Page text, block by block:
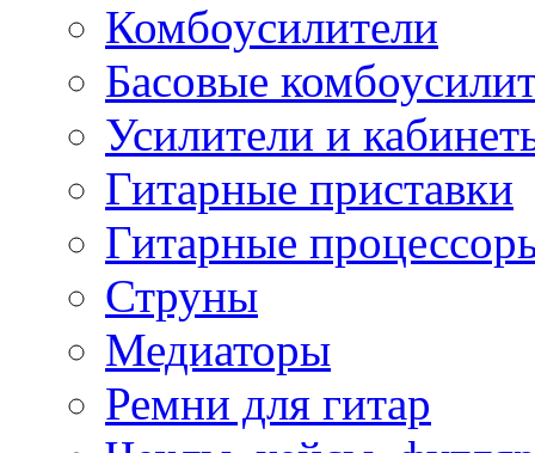
Комбоусилители
Басовые
Усилители и
Гитарные приставки
Гитарные
Струны
Медиаторы
Ремни для гитар